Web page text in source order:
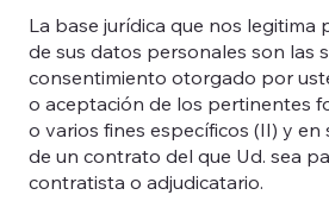
La base jurídica que nos legitima
de sus datos personales son las
consentimiento otorgado por
o aceptación de los pertinentes
o varios fines específicos (II) y en
de un contrato del que Ud. sea
contratista o adjudicatario.